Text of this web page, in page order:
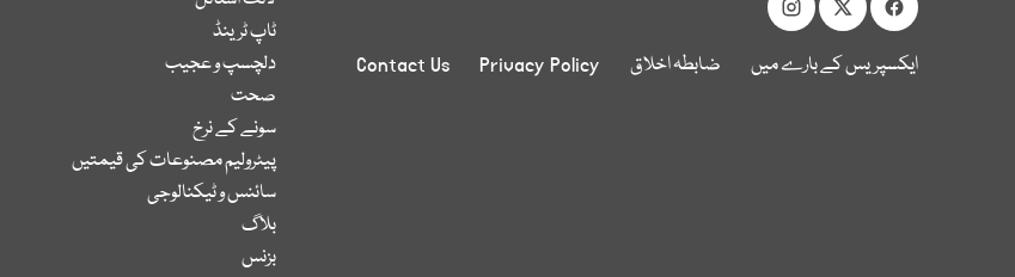
ایکسپریس کے بارے میں ضابطہ اخلاق Privacy Policy
Contact Us
ٹاپ ٹرینڈ
دلچسپ و عجیب
صحت
سونے کے نرخ
پیٹرولیم مصنوعات کی قیمتیں
سائنس و ٹیکنالوجی
بلاگ
بزنس